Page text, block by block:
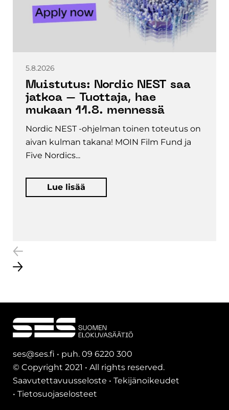
5.8.2026
Muistutus: Nordic NEST saa
jatkoa – Tuottaja, hae
mukaan 11.8. mennessä
Nordic NEST -ohjelman toinen toteutus on
aivan kulman takana! MOIN Film Fund ja
Five Nordics...
Lue lisää
ses@ses.fi • puh. 09 6220 300
© Copyright 2021 • All rights reserved.
Saavutettavuusseloste • Tekijänoikeudet
• Tietosuojaselosteet